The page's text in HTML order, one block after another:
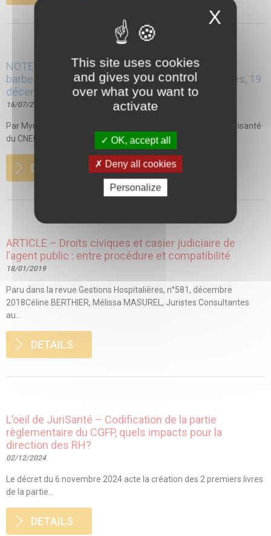
NOTE DE JURISPRUDENCE – Laïcité et port de la
barbe a l’hôpital – décision de la CAA de Versailles, 19
décembre 2017, N°15VE03582
16/07/2018
Par Myriam TAMRAZ, juriste apprentie du Centre de droit Jurisanté
du CNEH Faits : Un médecin...
DETAILS
ARTICLE – Droits civiques et casier judiciaire de
l’agent public : entre procédure et compatibilité
18/01/2019
Paru dans la revue Gestions Hospitalières, n°581, décembre
2018Céline BERTHIER, Mélissa MASUREL, Juristes Consultantes
au...
DETAILS
L’oeil de JuriSanté – Codification de la partie
règlementaire du CGFP, quels impacts pour la
direction des RH?
02/12/2024
Le décret du 6 novembre 2024 acte la création des 2 premiers livres
de la partie...
DETAILS
X
This site uses cookies
and gives you control
over what you want to
activate
OK, accept all
Deny all cookies
Personalize